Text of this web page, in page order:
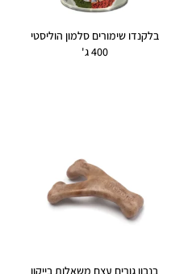
בלקנדו שימורים סלמון הוליסטי
400 ג'
בנבון גורים עצם משאלות בייקון